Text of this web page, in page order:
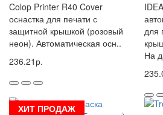
Colop Printer R40 Cover
оснастка для печати с
защитной крышкой (розовый
неон). Автоматическая осн..
236.21р.
для
На
ХИТ ПРОДАЖ